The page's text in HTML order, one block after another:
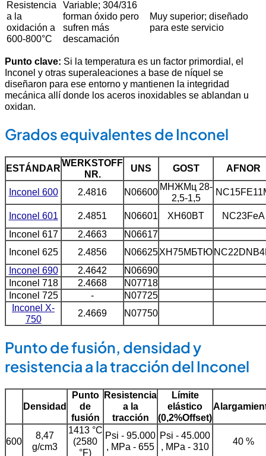
Resistencia
a la
oxidación a
600-800°C
Variable; 304/316
forman óxido pero
sufren más
descamación
Muy superior; diseñado
para este servicio
Punto clave: Si la temperatura es un factor primordial, el
Inconel y otras superaleaciones a base de níquel se
diseñaron para ese entorno y mantienen la integridad
mecánica allí donde los aceros inoxidables se ablandan u
oxidan.
Grados equivalentes de Inconel
ESTÁNDARWERKSTOFF
NR.
UNS GOST AFNOR
Inconel 600 2.4816 N06600 МНЖМц 28-
2,5-1,5
Inconel 601 2.4851 N06601 XH60BT
NC23FeA
Inconel 617
2.4663
N06617
Inconel 625
2.4856 N06625ХН75МБТЮ
Inconel 690
2.4642
N06690
Inconel 718
2.4668
N07718
Inconel 725
-
N07725
Inconel X-
750
2.4669 N07750
Punto de fusión, densidad y
resistencia a la tracción del Inconel
Densidad
Punto
de
fusión
Resistencia
a la
tracción
Límite
elástico
(0,2%Offset)
600
8,47
g/cm3
1413 °C
(2580
°F)
Psi - 95.000
, MPa - 655
Psi - 45.000
, MPa - 310
40 %